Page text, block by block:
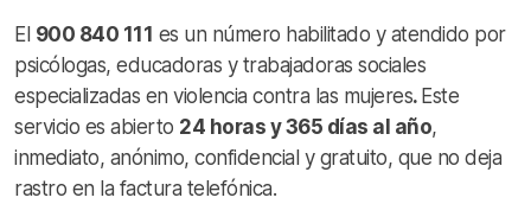
El 900 840 111 es un número habilitado y atendido por
psicólogas, educadoras y trabajadoras sociales
especializadas en violencia contra las mujeres. Este
servicio es abierto 24 horas y 365 días al año,
inmediato, anónimo, confidencial y gratuito, que no deja
rastro en la factura telefónica.